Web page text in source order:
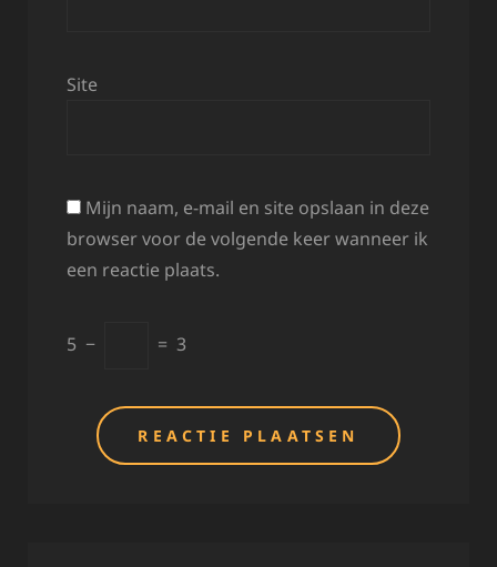
Site
Mijn naam, e-mail en site opslaan in deze
browser voor de volgende keer wanneer ik
een reactie plaats.
5 − = 3